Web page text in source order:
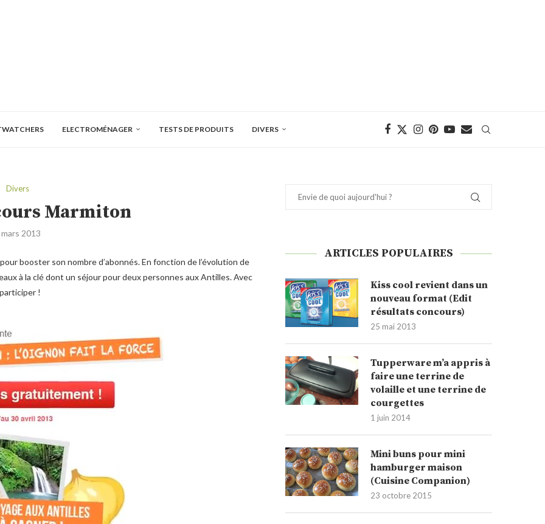
ELECTROMÉNAGER TESTS DE PRODUITS DIVERS
Divers
Marmiton
mars 2013
booster son nombre d’abonnés. En fonction de l’évolution de
à la clé dont un séjour pour deux personnes aux Antilles. Avec
!
ARTICLES POPULAIRES
Kiss cool revient dans un
nouveau format (Edit
résultats concours)
25 mai 2013
Tupperware m’a appris à
faire une terrine de
volaille et une terrine de
courgettes
1 juin 2014
Mini buns pour mini
hamburger maison
(Cuisine Companion)
23 octobre 2015